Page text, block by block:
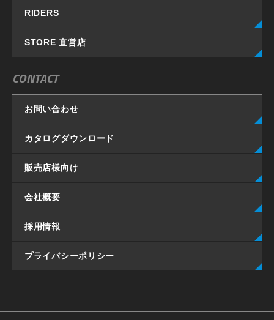
RIDERS
STORE 直営店
CONTACT
お問い合わせ
カタログダウンロード
販売店様向け
会社概要
採用情報
プライバシーポリシー